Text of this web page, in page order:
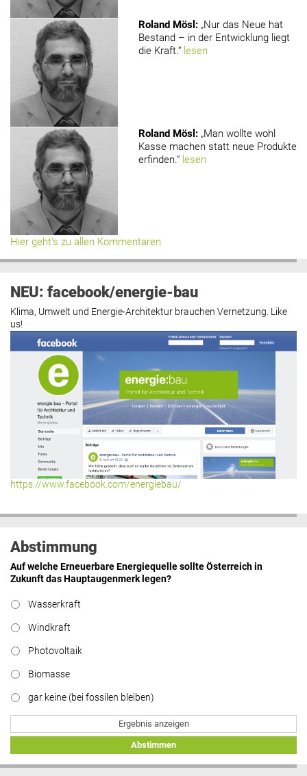
Roland Mösl : „Nur das Neue hat
Bestand – in der Entwicklung liegt
die Kraft.“ lesen
Roland Mösl : „Man wollte wohl
Kasse machen statt neue Produkte
erfinden.“ lesen
Hier geht’s zu allen Kommentaren
NEU: facebook/energie-bau
Klima, Umwelt und Energie-Architektur brauchen Vernetzung. Like
us!
https://www.facebook.com/energiebau/
Abstimmung
Auf welche Erneuerbare Energiequelle sollte Österreich in
Zukunft das Hauptaugenmerk legen?
Wasserkraft
Windkraft
Photovoltaik
Biomasse
gar keine (bei fossilen bleiben)
Ergebnis anzeigen
Abstimmen